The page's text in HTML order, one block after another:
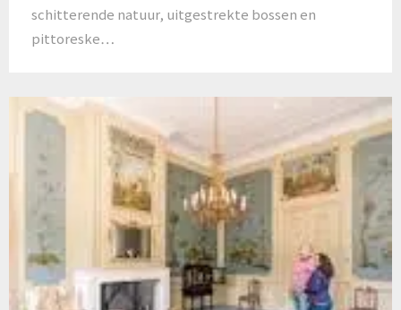
schitterende natuur, uitgestrekte bossen en
pittoreske…